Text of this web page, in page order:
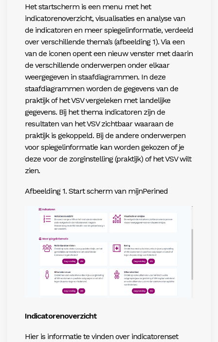
Het startscherm is een menu met het
indicatorenoverzicht, visualisaties en analyse van
de indicatoren en meer spiegelinformatie, verdeeld
over verschillende thema’s (afbeelding 1). Via een
van de iconen opent een nieuw venster met daarin
de verschillende onderwerpen onder elkaar
weergegeven in staafdiagrammen. In deze
staafdiagrammen worden de gegevens van de
praktijk of het VSV vergeleken met landelijke
gegevens. Bij het thema indicatoren zijn de
resultaten van het VSV zichtbaar waaraan de
praktijk is gekoppeld. Bij de andere onderwerpen
voor spiegelinformatie kan worden gekozen of je
deze voor de zorginstelling (praktijk) of het VSV wilt
zien.
Afbeelding 1. Start scherm van mijnPerined
Indicatorenoverzicht
Hier is informatie te vinden over indicatorenset